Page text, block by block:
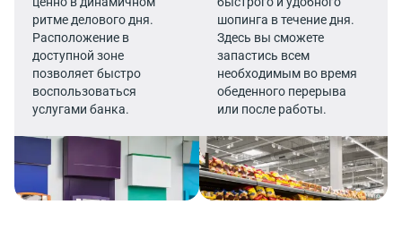
ритме делового дня.
Расположение в
доступной зоне
позволяет быстро
воспользоваться
услугами банка.
шопинга в течение дня.
Здесь вы сможете
запастись всем
необходимым во время
обеденного перерыва
или после работы.